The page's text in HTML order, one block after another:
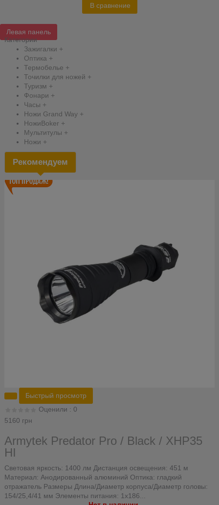
В сравнение
Левая панель
Категории
Зажигалки +
Оптика +
Термобелье +
Точилки для ножей +
Туризм +
Фонари +
Часы +
Ножи Grand Way +
НожиBoker +
Мультитулы +
Ножи +
Рекомендуем
Быстрый просмотр
Оценили : 0
5160 грн
Armytek Predator Pro / Black / XHP35
HI
Световая яркость: 1400 лм Дистанция освещения: 451 м
Материал: Анодированный алюминий Оптика: гладкий
отражатель Размеры Длина/Диаметр корпуса/Диаметр головы:
154/25,4/41 мм Элементы питания: 1x186...